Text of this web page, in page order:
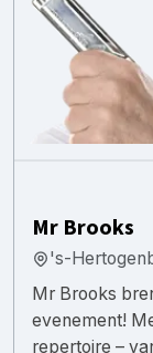
Mr Brooks
's-
Mr Brooks
evenement!
repertoire –